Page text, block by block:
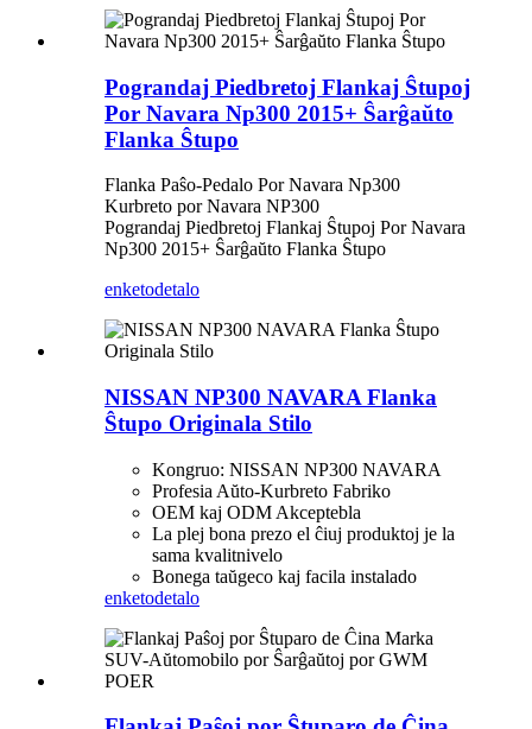
Pograndaj Piedbretoj Flankaj Ŝtupoj
Por Navara Np300 2015+ Ŝarĝaŭto
Flanka Ŝtupo
Flanka Paŝo-Pedalo Por Navara Np300
Kurbreto por Navara NP300
Pograndaj Piedbretoj Flankaj Ŝtupoj Por Navara
Np300 2015+ Ŝarĝaŭto Flanka Ŝtupo
enketodetalo
NISSAN NP300 NAVARA Flanka
Ŝtupo Originala Stilo
Kongruo: NISSAN NP300 NAVARA
Profesia Aŭto-Kurbreto Fabriko
OEM kaj ODM Akceptebla
La plej bona prezo el ĉiuj produktoj je la
sama kvalitnivelo
Bonega taŭgeco kaj facila instalado
enketodetalo